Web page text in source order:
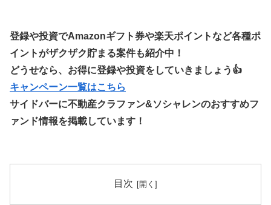
登録や投資でAmazonギフト券や楽天ポイントなど各種ポ
イントがザクザク貯まる案件も紹介中！
どうせなら、お得に登録や投資をしていきましょう👍
キャンペーン一覧はこちら
サイドバーに不動産クラファン&ソシャレンのおすすめフ
ァンド情報を掲載しています！
目次